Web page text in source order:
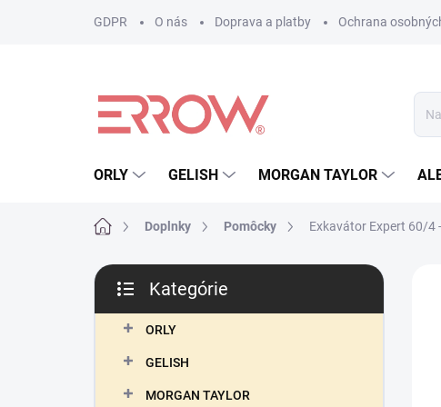
GDPR O nás Doprava a platby Ochrana
ORLY GELISH MORGAN TAYLOR
DomovDoplnky Pomôcky Exkavátor Expert 60/4
B
č
kategórie
Kategórie
ORLY
GELISH
MORGAN TAYLOR